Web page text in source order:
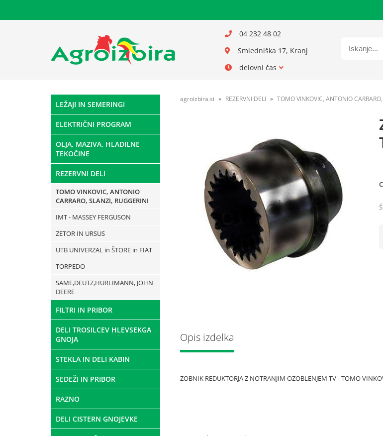
04 232 48 02
Smledniška 17, Kranj
delovni čas
LEŽAJI IN SEMERINGI
ELEKTRIČNI PROGRAM
OLJA, MAZIVA, HLADILNE
TEKOČINE
REZERVNI DELI
TOMO VINKOVIC, ANTONIO
CARRARO, SLANZI, RUGGERINI
IMT - MASSEY FERGUSON
ZETOR IN URSUS
UTB UNIVERZAL in ŠTORE in FIAT
TORPEDO
SAME,DEUTZ,HURLIMANN, JOHN
DEERE
FILTRI IN PRIBOR
DELI TROSILCEV HLEVSEKGA
GNOJA
STEKLA IN DELI KABIN
SEDEŽI IN PRIBOR
RAZNO
DELI CISTERN GNOJEVKE
agroizbira.si REZERVNI DELI TOMO VINKOVIC, ANTONIO
Opis izdelka
ZOBNIK REDUKTORJA Z NOTRANJIM OZOBLENJEM TV - TOMO